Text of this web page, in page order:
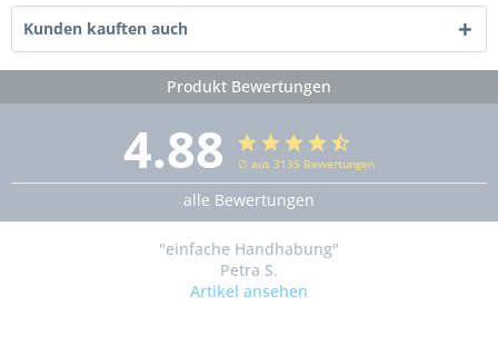
Kunden kauften auch
Produkt Bewertungen
4.88 ∅ aus 3135 Bewertungen
alle Bewertungen
"einfache Handhabung"
Petra S.
Artikel ansehen